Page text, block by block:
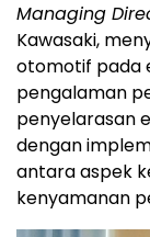
Managing
Kawasaki,
otomotif pada
pengalaman
penyelarasan
dengan
antara aspek
kenyamanan